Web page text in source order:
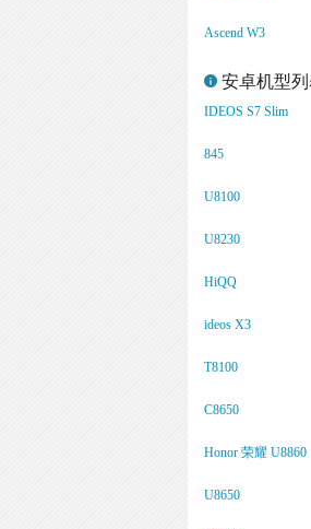
Ascend W3
安卓机型
IDEOS S7 Slim
845
U8100
U8230
HiQQ
ideos X3
T8100
C8650
Honor 荣耀 U8860
U8650